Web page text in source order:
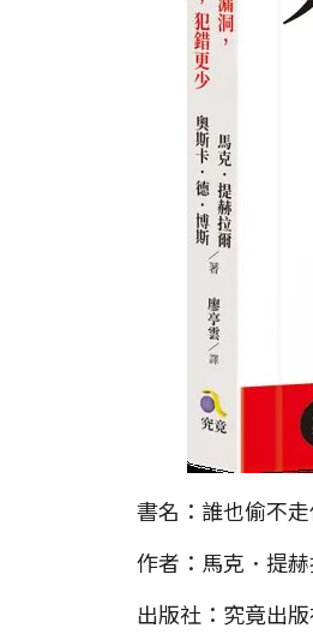
書名：誰也偷不
作者：馬克．提
出版社：究竟出